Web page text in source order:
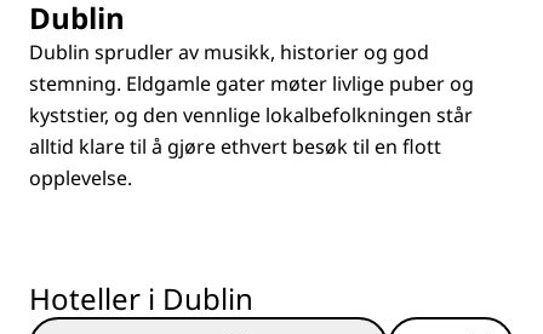
Dublin
Dublin sprudler av musikk, historier og god
stemning. Eldgamle gater møter livlige puber og
kyststier, og den vennlige lokalbefolkningen står
alltid klare til å gjøre ethvert besøk til en flott
opplevelse.
Hoteller i Dublin